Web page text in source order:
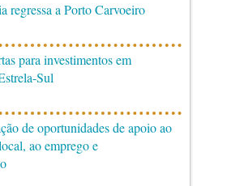
regressa a Porto Carvoeiro
para investimentos em
Sul
de oportunidades de apoio ao
ao emprego e